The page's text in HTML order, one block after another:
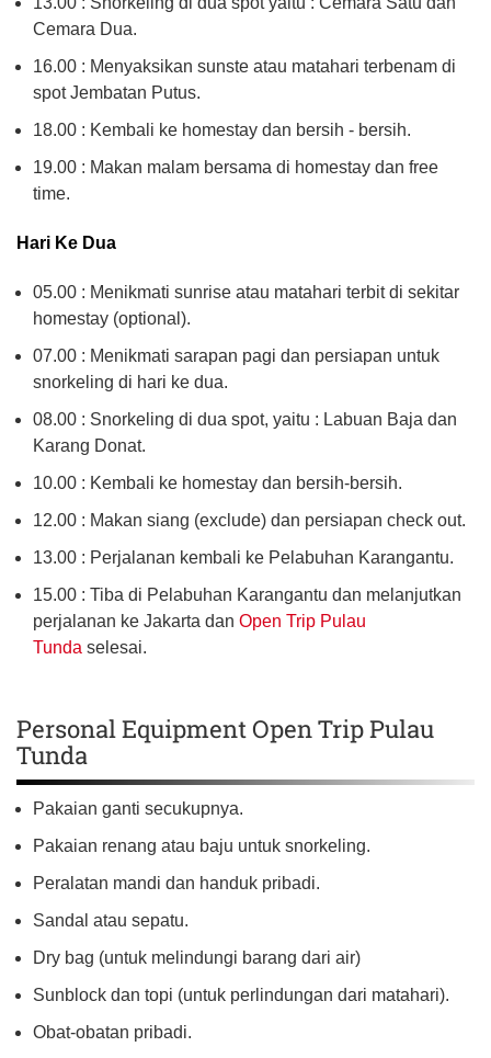
Cemara Dua.
16.00 : Menyaksikan sunste atau matahari terbenam di
spot Jembatan Putus.
18.00 : Kembali ke homestay dan bersih - bersih.
19.00 : Makan malam bersama di homestay dan free
time.
Hari Ke Dua
05.00 : Menikmati sunrise atau matahari terbit di sekitar
homestay (optional).
07.00 : Menikmati sarapan pagi dan persiapan untuk
snorkeling di hari ke dua.
08.00 : Snorkeling di dua spot, yaitu : Labuan Baja dan
Karang Donat.
10.00 : Kembali ke homestay dan bersih-bersih.
12.00 : Makan siang (exclude) dan persiapan check out.
13.00 : Perjalanan kembali ke Pelabuhan Karangantu.
15.00 : Tiba di Pelabuhan Karangantu dan melanjutkan
perjalanan ke Jakarta dan Open Trip Pulau
Tunda selesai.
Personal Equipment Open Trip Pulau
Tunda
Pakaian ganti secukupnya.
Pakaian renang atau baju untuk snorkeling.
Peralatan mandi dan handuk pribadi.
Sandal atau sepatu.
Dry bag (untuk melindungi barang dari air)
Sunblock dan topi (untuk perlindungan dari matahari).
Obat-obatan pribadi.